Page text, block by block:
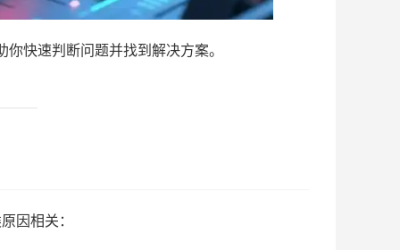
快速判断问题并找到解决方案。
因相关：